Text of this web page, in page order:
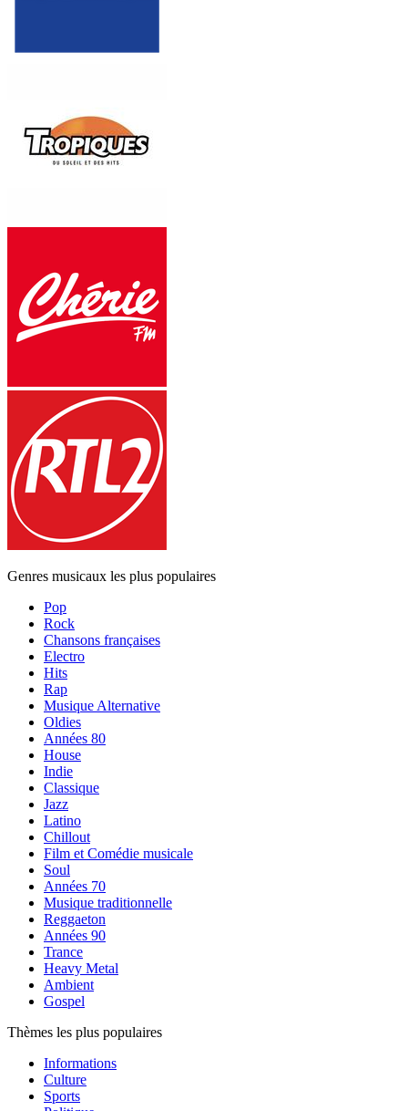
Genres musicaux les plus populaires
Pop
Rock
Chansons françaises
Electro
Hits
Rap
Musique Alternative
Oldies
Années 80
House
Indie
Classique
Jazz
Latino
Chillout
Film et Comédie musicale
Soul
Années 70
Musique traditionnelle
Reggaeton
Années 90
Trance
Heavy Metal
Ambient
Gospel
Thèmes les plus populaires
Informations
Culture
Sports